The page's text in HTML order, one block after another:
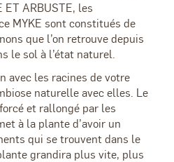
ET ARBUSTE, les
MYKE sont constitués de
que l’on retrouve depuis
le sol à l’état naturel.
avec les racines de votre
naturelle avec elles. Le
et rallongé par les
à la plante d’avoir un
qui se trouvent dans le
grandira plus vite, plus